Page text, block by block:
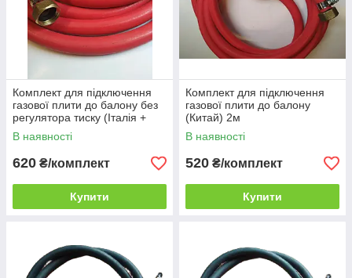
Комплект для підключення
газової плити до балону без
регулятора тиску (Італія +
Китай) 2м
В наявності
620 ₴/комплект
Купити
Комплект для підключення
газової плити до балону
(Китай) 2м
В наявності
520 ₴/комплект
Купити